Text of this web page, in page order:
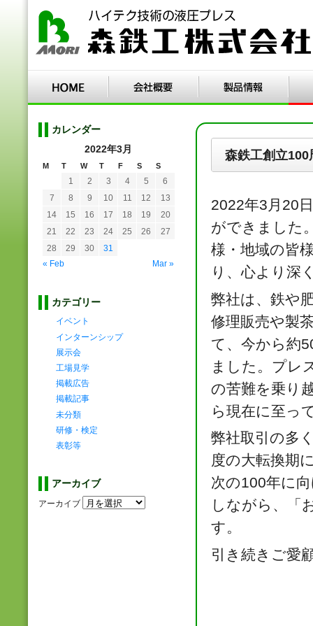
森鉄工創立100
2022年3月20
ができました
様・地域の皆
り、心より深
弊社は、鉄や
修理販売や製
て、今から約
ました。プレ
の苦難を乗り
ら現在に至っ
弊社取引の多
度の大転換期
次の100年に
しながら、「
す。
引き続きご愛
カレンダー
2022年3月
M T W T F S S
« Feb Mar »
1 2 3 4 5
6
7
8 9 10 11 12
13
14
15 16 17 18 19
20
21
22 23 24 25 26
27
28
29 30 31
カテゴリー
イベント
インターンシップ
展示会
工場見学
掲載広告
掲載記事
未分類
研修・検定
表彰等
アーカイブ
アーカイブ